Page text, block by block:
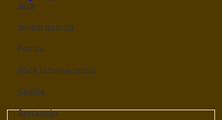
Jazz
Jovem guarda
Poesia
Rock internacional
Samba
Sertanejo